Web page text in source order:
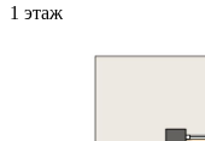
1 этаж